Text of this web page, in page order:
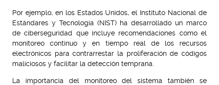
Por ejemplo, en los Estados Unidos, el Instituto Nacional de
Estándares y Tecnología (NIST) ha desarrollado un marco
de ciberseguridad que incluye recomendaciones como el
monitoreo continuo y en tiempo real de los recursos
electrónicos para contrarrestar la proliferación de códigos
maliciosos y facilitar la detección temprana.
La importancia del monitoreo del sistema también se